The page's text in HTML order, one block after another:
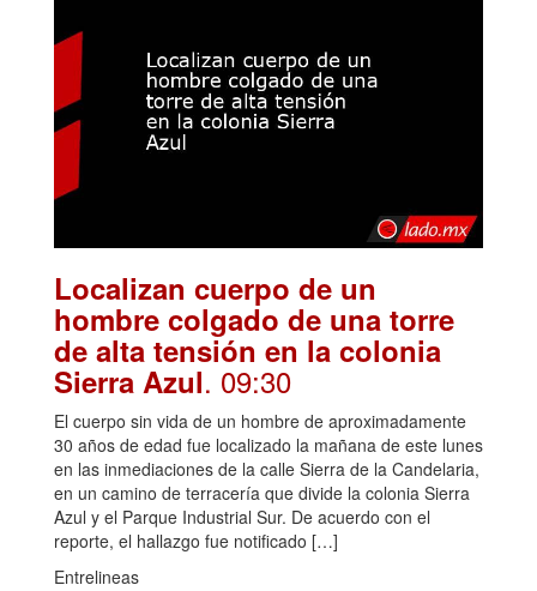
Localizan cuerpo de un
hombre colgado de una torre
de alta tensión en la colonia
Sierra Azul. 09:30
El cuerpo sin vida de un hombre de aproximadamente
30 años de edad fue localizado la mañana de este lunes
en las inmediaciones de la calle Sierra de la Candelaria,
en un camino de terracería que divide la colonia Sierra
Azul y el Parque Industrial Sur. De acuerdo con el
reporte, el hallazgo fue notificado […]
Entrelineas